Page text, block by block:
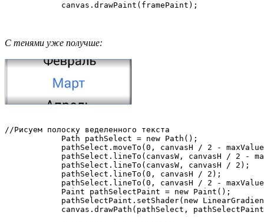
С тенями уже получше:
//Рисуем полоску веделенного текста
            Path pathSelect = new Path();
pathSelect.moveTo(0, canvasH / 2 -
pathSelect.lineTo(canvasW, canvasH / 2 -
            pathSelect.lineTo(canvasW, canvasH / 2);
            pathSelect.lineTo(0, canvasH / 2);
pathSelect.lineTo(0, canvasH / 2 -
            Paint pathSelectPaint = new Paint();
pathSelectPaint.setShader(new
canvas.drawPath(pathSelect,